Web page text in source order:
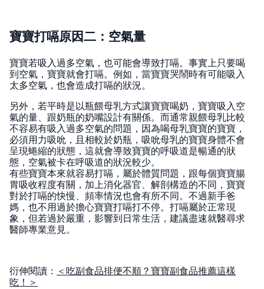
寶寶打嗝原因二：空氣量
寶寶若吸入過多空氣，也可能會導致打嗝。事實上只要喝
到空氣，寶寶就會打嗝。例如，當寶寶哭鬧時有可能吸入
太多空氣，也會造成打嗝的狀況。
另外，若平時是以瓶餵母乳方式讓寶寶喝奶，寶寶吸入空
氣的量、跟奶瓶的奶嘴設計有關係。而通常親餵母乳比較
不容易有吸入過多空氣的問題，因為喝母乳寶寶的寶寶，
必須用力吸吮，且相較於奶瓶，吸吮母乳的寶寶身體不會
呈現蜷縮的狀態，這就會導致寶寶的呼吸道是暢通的狀
態，空氣被卡在呼吸道的狀況較少。
有些寶寶本來就容易打嗝，屬於體質問題，跟每個寶寶腸
胃吸收程度有關，加上消化器官、解剖構造的不同，寶寶
對於打嗝的快慢、頻率情況也會有所不同。不過新手爸
媽，也不用過於擔心寶寶打嗝打不停。打嗝屬於正常現
象，但若過於嚴重，影響到日常生活，建議盡速就醫尋求
醫師專業意見。
衍伸閱讀： ＜吃副食品排便不順？寶寶副食品推薦這樣
吃！＞